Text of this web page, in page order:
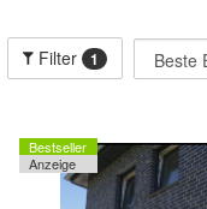
Filter 1
Bestseller
Anzeige